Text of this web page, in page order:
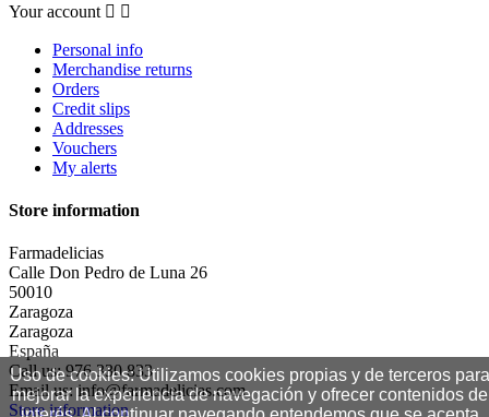
Your account  
Personal info
Merchandise returns
Orders
Credit slips
Addresses
Vouchers
My alerts
Store information
Farmadelicias
Calle Don Pedro de Luna 26
50010
Zaragoza
Zaragoza
España
Call us:976 330 833
Email us:info@farmadelicias.com
Store information
Uso de cookies: Utilizamos cookies propias y de terceros para
mejorar la experiencia de navegación y ofrecer contenidos de